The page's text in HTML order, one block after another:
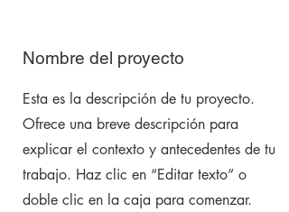
Nombre del proyecto
Esta es la descripción de tu proyecto.
Ofrece una breve descripción para
explicar el contexto y antecedentes de tu
trabajo. Haz clic en “Editar texto” o
doble clic en la caja para comenzar.